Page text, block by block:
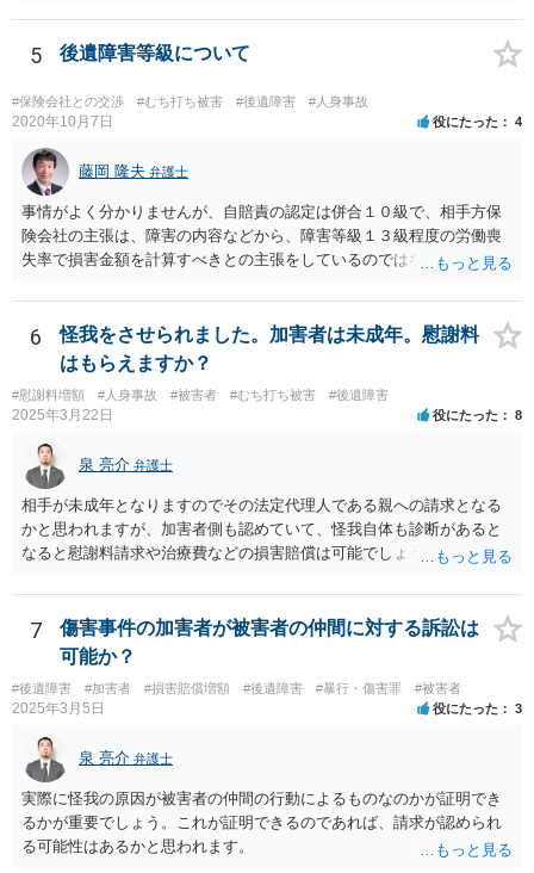
5 後遺障害等級について
#保険会社との交渉 #むち打ち被害 #後遺障害 #人身事故
2020年10月7日 役にたった 4
藤岡 隆夫 弁護士
事情がよく分かりませんが、自賠責の認定は併合１０級で、相手方保
険会社の主張は、障害の内容などから、障害等級１３級程度の労働喪
失率で損害金額を計算すべきとの主張をしているのではないでしょう
ので、弁護士を交代しても状況は変わらないでしょう。今の弁護士と
十分に打ち合わせをすることが重要だと思います。
6
怪我をさせられました。加害者は未成年。慰謝料
はもらえますか？
#慰謝料増額 #人身事故 #被害者 #むち打ち被害 #後遺障害
2025年3月22日 役にたった 8
泉 亮介 弁護士
相手が未成年となりますのでその法定代理人である親への請求となる
かと思われますが、加害者側も認めていて、怪我自体も診断があると
なると慰謝料請求や治療費などの損害賠償は可能でしょう。 整骨院へ
い場合が多いです。 また、保険会社から提案される金額は低めに出さ
れることも多いため、その交渉のために弁護士を入れるということも
考えられるかと思われます。
7
傷害事件の加害者が被害者の仲間に対する訴訟は
可能か？
#後遺障害 #加害者 #損害賠償増額 #後遺障害 #暴行・傷害罪 #被害者
2025年3月5日 役にたった 3
泉 亮介 弁護士
実際に怪我の原因が被害者の仲間の行動によるものなのかが証明でき
るかが重要でしょう。これが証明できるのであれば、請求が認められ
る可能性はあるかと思われます。